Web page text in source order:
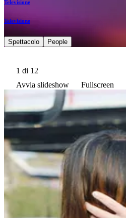
Televisione
Televisione
Spettacolo People
1 di 12
Avvia slideshow
Fullscreen